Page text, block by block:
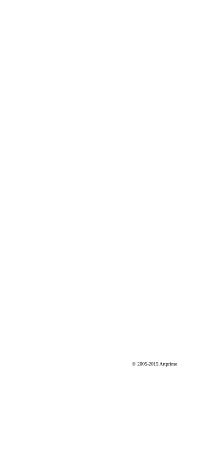
© 2005-2015 Artprime